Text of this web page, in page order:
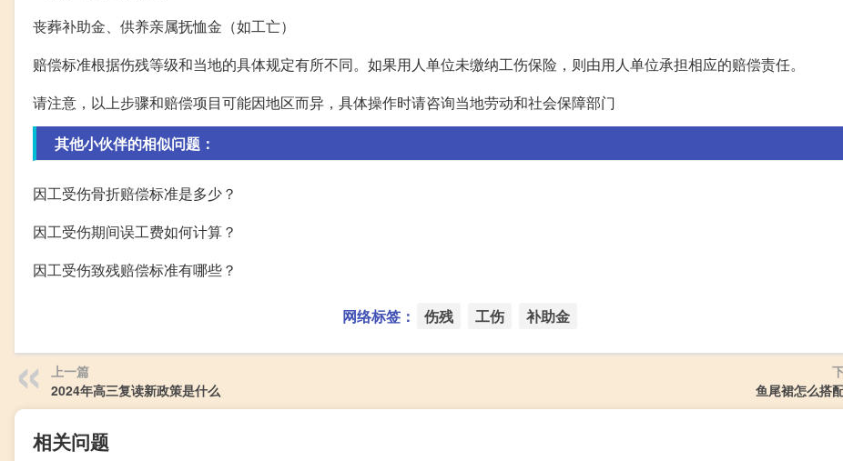
丧葬补助金、供养亲属抚恤金（如工亡）
赔偿标准根据伤残等级和当地的具体规定有所不同。如果用人单位未缴纳工伤保险，则由用人单位承担相应的赔偿责任。
请注意，以上步骤和赔偿项目可能因地区而异，具体操作时请咨询当地劳动和社会保障部门
其他小伙伴的相似问题：
因工受伤骨折赔偿标准是多少？
因工受伤期间误工费如何计算？
因工受伤致残赔偿标准有哪些？
网络标签： 伤残 工伤 补助金
上一篇
2024年高三复读新政策是什么
鱼尾裙怎么搭
相关问题